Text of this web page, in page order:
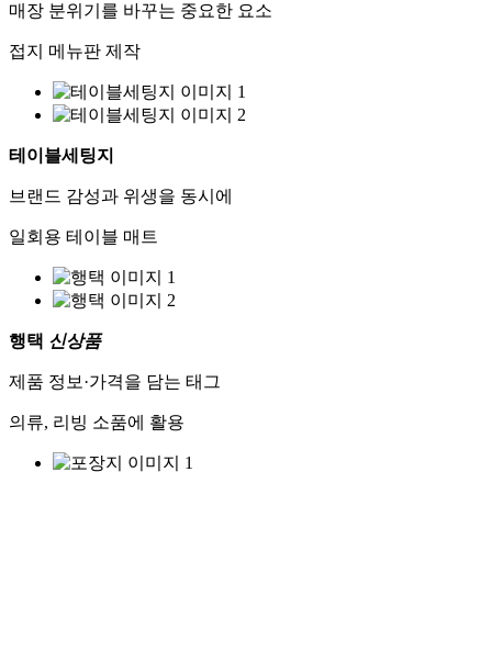
매장 분위기를 바꾸는 중요한 요소
접지 메뉴판 제작
테이블세팅지
브랜드 감성과 위생을 동시에
일회용 테이블 매트
행택 신상품
제품 정보·가격을 담는 태그
의류, 리빙 소품에 활용